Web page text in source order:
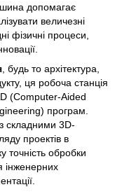
допомагає
величезні
фізичні процеси,
, будь то архітектура,
ця робоча станція
(Computer-Aided
програм.
складними 3D-
проектів в
точність обробки
інженерних